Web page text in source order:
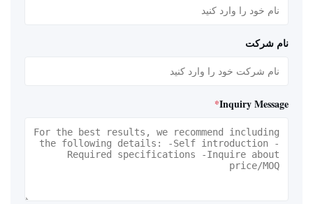
نام شرکت
Inquiry Message
*